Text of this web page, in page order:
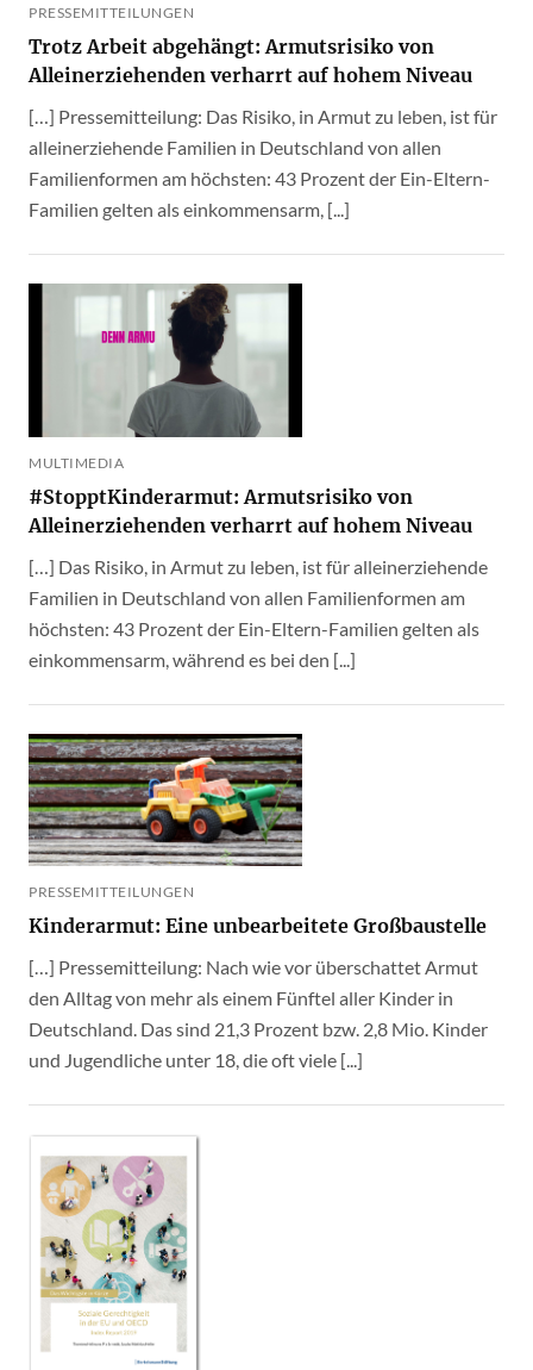
PRESSEMITTEILUNGEN
Trotz Arbeit abgehängt: Armutsrisiko von
Alleinerziehenden verharrt auf hohem Niveau
[…] Pressemitteilung: Das Risiko, in Armut zu leben, ist für
alleinerziehende Familien in Deutschland von allen
Familienformen am höchsten: 43 Prozent der Ein-Eltern-
Familien gelten als einkommensarm, [...]
MULTIMEDIA
#StopptKinderarmut: Armutsrisiko von
Alleinerziehenden verharrt auf hohem Niveau
[…] Das Risiko, in Armut zu leben, ist für alleinerziehende
Familien in Deutschland von allen Familienformen am
höchsten: 43 Prozent der Ein-Eltern-Familien gelten als
einkommensarm, während es bei den [...]
PRESSEMITTEILUNGEN
Kinderarmut: Eine unbearbeitete Großbaustelle
[…] Pressemitteilung: Nach wie vor überschattet Armut
den Alltag von mehr als einem Fünftel aller Kinder in
Deutschland. Das sind 21,3 Prozent bzw. 2,8 Mio. Kinder
und Jugendliche unter 18, die oft viele [...]